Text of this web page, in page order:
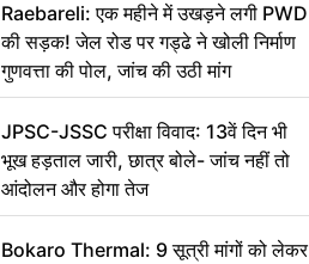
Raebareli: एक महीने में उखड़ने लगी PWD
की सड़क! जेल रोड पर गड्ढे ने खोली निर्माण
गुणवत्ता की पोल, जांच की उठी मांग
JPSC-JSSC परीक्षा विवाद: 13वें दिन भी
भूख हड़ताल जारी, छात्र बोले- जांच नहीं तो
आंदोलन और होगा तेज
Bokaro Thermal: 9 सूत्री मांगों को लेकर